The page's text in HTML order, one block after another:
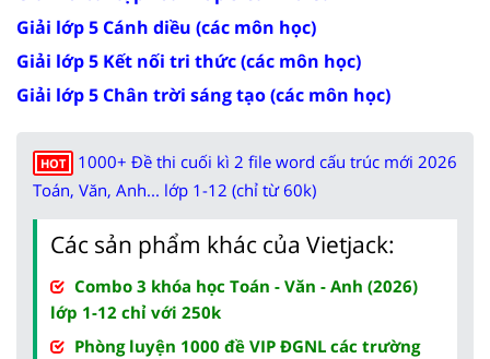
Giải lớp 5 Cánh diều (các môn học)
Giải lớp 5 Kết nối tri thức (các môn học)
Giải lớp 5 Chân trời sáng tạo (các môn học)
HOT
1000+ Đề thi cuối kì 2 file word cấu trúc mới 2026
Toán, Văn, Anh... lớp 1-12 (chỉ từ 60k)
Các sản phẩm khác của Vietjack:
Combo 3 khóa học Toán - Văn - Anh (2026)
lớp 1-12 chỉ với 250k
Phòng luyện 1000 đề VIP ĐGNL các trường